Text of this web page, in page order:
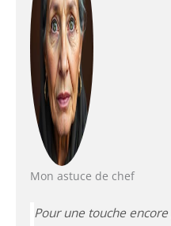
Mon astuce de chef
Pour une touche